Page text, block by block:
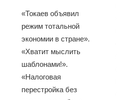
«Токаев объявил
режим тотальной
экономии в стране».
«Хватит мыслить
шаблонами!».
«Налоговая
перестройка без